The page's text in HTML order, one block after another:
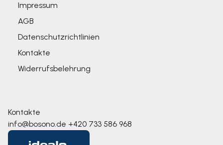
Impressum
AGB
Datenschutzrichtlinien
Kontakte
Widerrufsbelehrung
Kontakte
info@bosono.de +420 733 586 968